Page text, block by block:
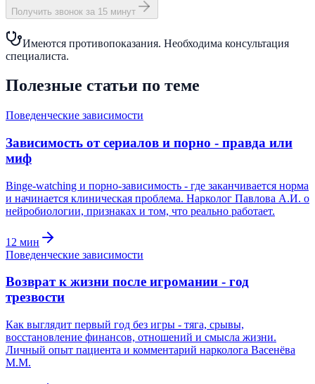
Получить звонок за 15 минут
Имеются противопоказания. Необходима консультация
специалиста.
Полезные статьи по теме
Поведенческие зависимости
Зависимость от сериалов и порно - правда или
миф
Binge-watching и порно-зависимость - где заканчивается норма
и начинается клиническая проблема. Нарколог Павлова А.И. о
нейробиологии, признаках и том, что реально работает.
12 мин
Поведенческие зависимости
Возврат к жизни после игромании - год
трезвости
Как выглядит первый год без игры - тяга, срывы,
восстановление финансов, отношений и смысла жизни.
Личный опыт пациента и комментарий нарколога Васенёва
М.М.